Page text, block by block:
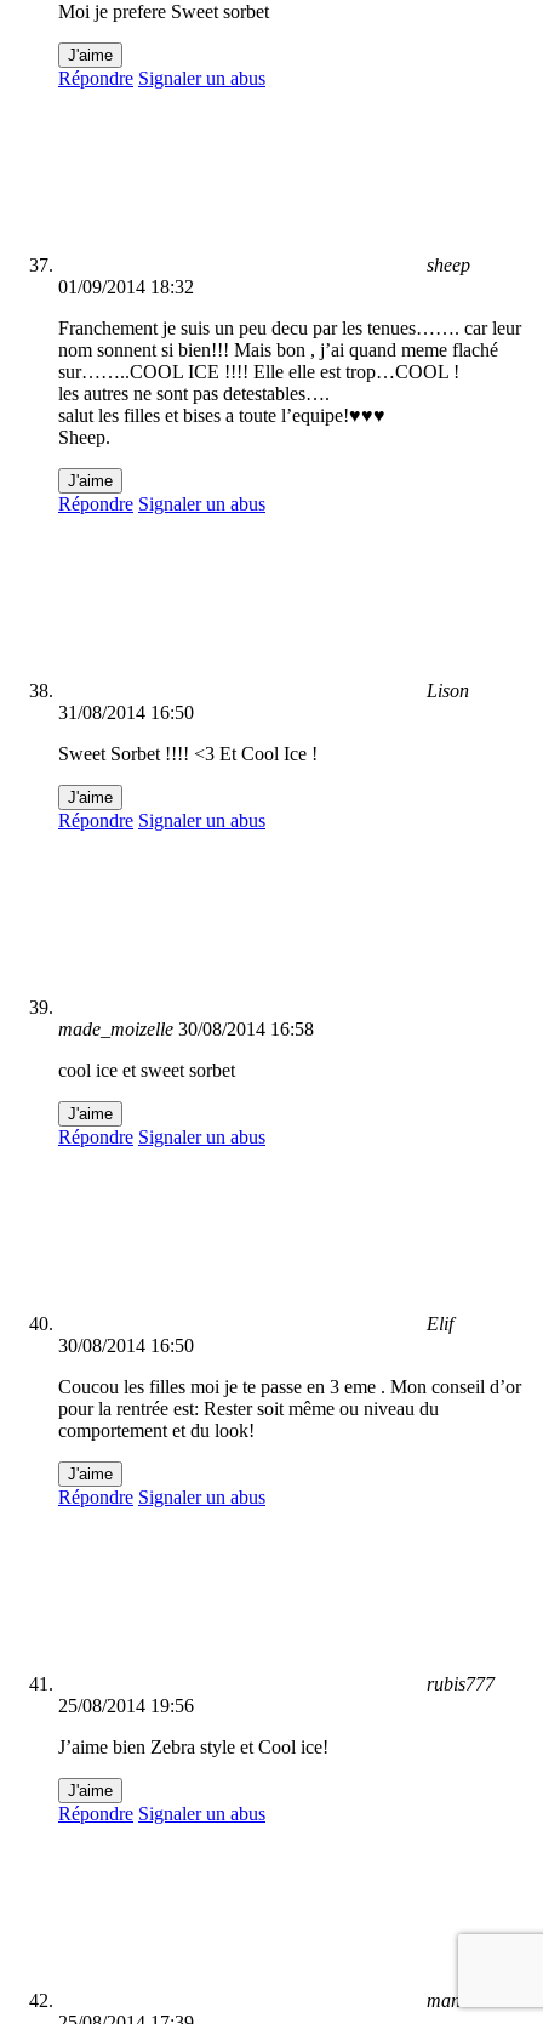
Moi je prefere Sweet sorbet
J'aime
Répondre Signaler un abus
sheep
01/09/2014 18:32
Franchement je suis un peu decu par les tenues……. car leur
nom sonnent si bien!!! Mais bon , j’ai quand meme flaché
sur……..COOL ICE !!!! Elle elle est trop…COOL !
les autres ne sont pas detestables….
salut les filles et bises a toute l’equipe!♥♥♥
Sheep.
J'aime
Répondre Signaler un abus
Lison
31/08/2014 16:50
Sweet Sorbet !!!! <3 Et Cool Ice !
J'aime
Répondre Signaler un abus
made_moizelle 30/08/2014 16:58
cool ice et sweet sorbet
J'aime
Répondre Signaler un abus
Elif
30/08/2014 16:50
Coucou les filles moi je te passe en 3 eme . Mon conseil d’or
pour la rentrée est: Rester soit même ou niveau du
comportement et du look!
J'aime
Répondre Signaler un abus
rubis777
25/08/2014 19:56
J’aime bien Zebra style et Cool ice!
J'aime
Répondre Signaler un abus
manon